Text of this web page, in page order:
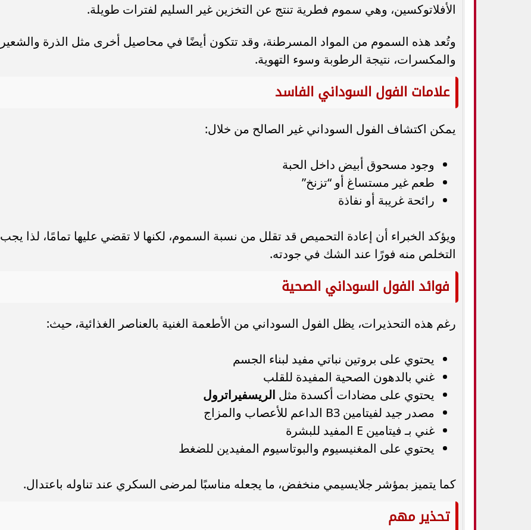
الأفلاتوكسين، وهي سموم فطرية تنتج عن التخزين غير السليم لفترات طويلة.
وتُعد هذه السموم من المواد المسرطنة، وقد تتكون أيضًا في محاصيل أخرى مثل الذرة والشعير
والمكسرات، نتيجة الرطوبة وسوء التهوية.
علامات الفول السوداني الفاسد
يمكن اكتشاف الفول السوداني غير الصالح من خلال:
وجود مسحوق أبيض داخل الحبة
طعم غير مستساغ أو “تزنخ”
رائحة غريبة أو نفاذة
ويؤكد الخبراء أن إعادة التحميص قد تقلل من نسبة السموم، لكنها لا تقضي عليها تمامًا، لذا يجب
التخلص منه فورًا عند الشك في جودته.
فوائد الفول السوداني الصحية
رغم هذه التحذيرات، يظل الفول السوداني من الأطعمة الغنية بالعناصر الغذائية، حيث:
يحتوي على بروتين نباتي مفيد لبناء الجسم
غني بالدهون الصحية المفيدة للقلب
يحتوي على مضادات أكسدة مثل الريسفيراترول
مصدر جيد لفيتامين B3 الداعم للأعصاب والمزاج
غني بـ فيتامين E المفيد للبشرة
يحتوي على المغنيسيوم والبوتاسيوم المفيدين للضغط
كما يتميز بمؤشر جلايسيمي منخفض، ما يجعله مناسبًا لمرضى السكري عند تناوله باعتدال.
تحذير مهم